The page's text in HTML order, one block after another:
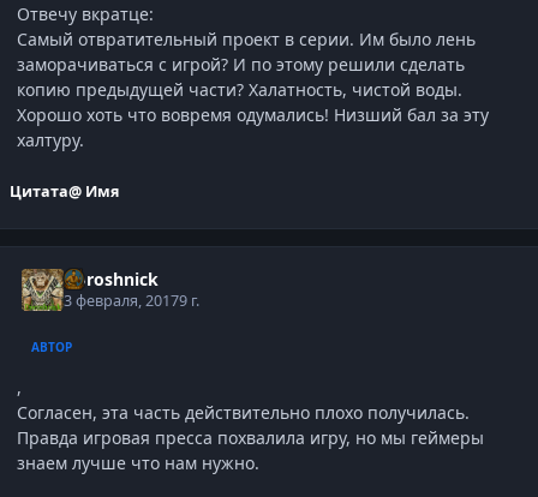
Отвечу вкратце:
Самый отвратительный проект в серии. Им было лень
заморачиваться с игрой? И по этому решили сделать
копию предыдущей части? Халатность, чистой воды.
Хорошо хоть что вовремя одумались! Низший бал за эту
халтуру.
Цитата@ Имя
Doroshnick
3 февраля, 20179 г.
АВТОР
,
Согласен, эта часть действительно плохо получилась.
Правда игровая пресса похвалила игру, но мы геймеры
знаем лучше что нам нужно.